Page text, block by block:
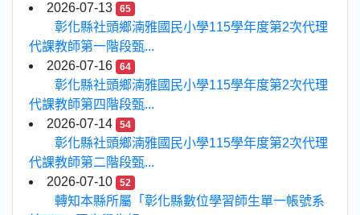
2026-07-13
65
彰化縣社頭鄉湳雅國民小學115學年度第2次代理
代課教師第一階段甄...
2026-07-16
64
彰化縣社頭鄉湳雅國民小學115學年度第2次代理
代課教師第四階段甄...
2026-07-14
54
彰化縣社頭鄉湳雅國民小學115學年度第2次代理
代課教師第二階段甄...
2026-07-10
52
轉知本縣所屬「彰化縣數位學習師生單一帳號系